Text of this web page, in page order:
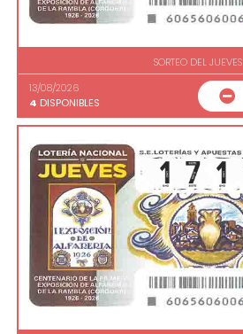
SORTEO DEL JUEVES
13/08/2026
4 DISPONIBLES